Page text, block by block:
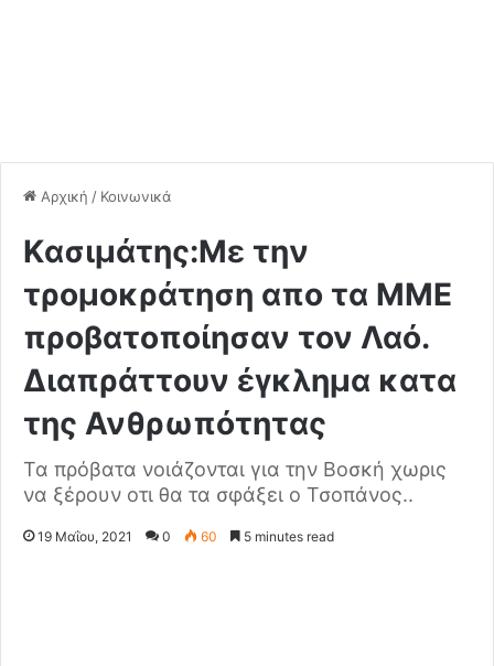
Αρχική / Κοινωνικά
Kασιμάτης:Με την
τρομοκράτηση απο τα ΜΜΕ
προβατοποίησαν τον Λαό.
Διαπράττουν έγκλημα κατα
της Ανθρωπότητας
Τα πρόβατα νοιάζονται για την Βοσκή χωρις
να ξέρουν οτι θα τα σφάξει ο Τσοπάνος..
19 Μαΐου, 2021 0 60 5 minutes read